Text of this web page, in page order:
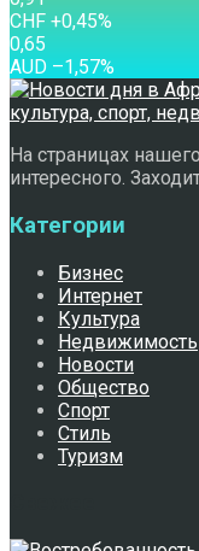
CHF +0,45%
0,65
AUD –1,57%
На страницах
интересного.
Категории
Бизнес
Интернет
Культура
Недвижимость
Новости
Общество
Спорт
Стиль
Туризм